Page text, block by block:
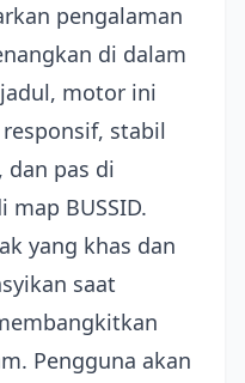
pengalaman
di dalam
motor ini
stabil
pas di
BUSSID.
yang khas dan
saat
Pengguna akan